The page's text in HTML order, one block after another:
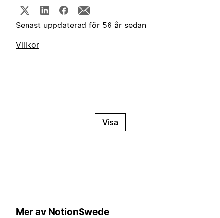
Senast uppdaterad för 56 år sedan
Villkor
Visa
Mer av NotionSwede